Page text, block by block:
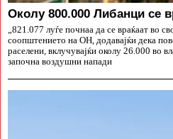
Околу 800.000 Либанци се
„821.077 луѓе почнаа да се враќаат во
соопштението на ОН, додавајќи дека
раселени, вклучувајќи околу 26.000 во
започна воздушни напади